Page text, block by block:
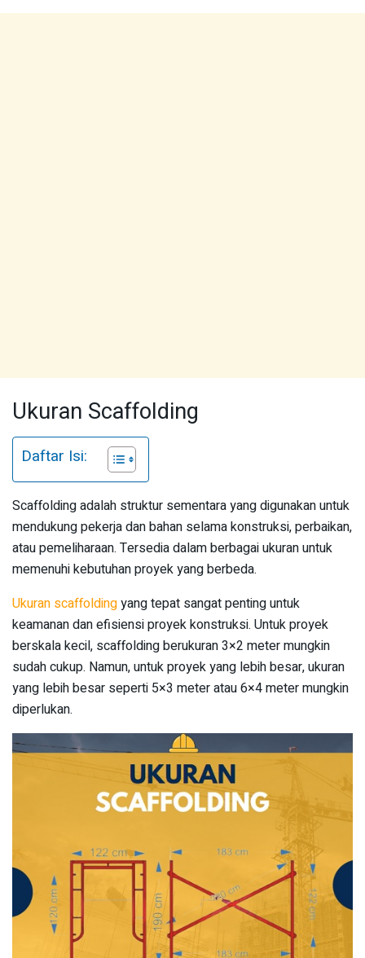
Ukuran Scaffolding
Daftar Isi:
Scaffolding adalah struktur sementara yang digunakan untuk
mendukung pekerja dan bahan selama konstruksi, perbaikan,
atau pemeliharaan. Tersedia dalam berbagai ukuran untuk
memenuhi kebutuhan proyek yang berbeda.
Ukuran scaffoldingyang tepat sangat penting untuk
keamanan dan efisiensi proyek konstruksi. Untuk proyek
berskala kecil, scaffolding berukuran 3×2 meter mungkin
sudah cukup. Namun, untuk proyek yang lebih besar, ukuran
yang lebih besar seperti 5×3 meter atau 6×4 meter mungkin
diperlukan.